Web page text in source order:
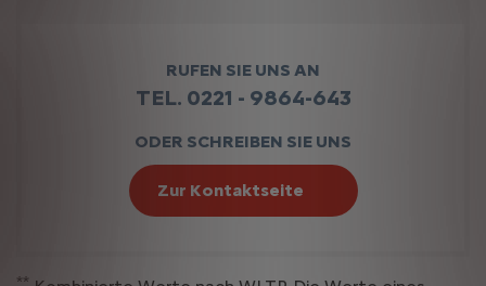
RUFEN SIE UNS AN
TEL. 0221 - 9864-643
ODER SCHREIBEN SIE UNS
Zur Kontaktseite
**